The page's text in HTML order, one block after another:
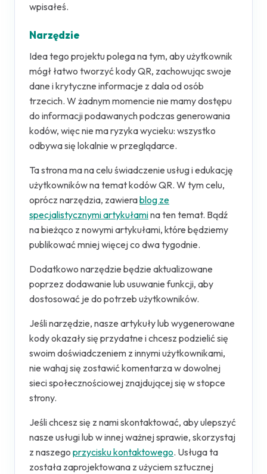
wpisałeś.
Narzędzie
Idea tego projektu polega na tym, aby użytkownik
mógł łatwo tworzyć kody QR, zachowując swoje
dane i krytyczne informacje z dala od osób
trzecich. W żadnym momencie nie mamy dostępu
do informacji podawanych podczas generowania
kodów, więc nie ma ryzyka wycieku: wszystko
odbywa się lokalnie w przeglądarce.
Ta strona ma na celu świadczenie usług i edukację
użytkowników na temat kodów QR. W tym celu,
oprócz narzędzia, zawierablog ze
specjalistycznymi artykułamina ten temat. Bądź
na bieżąco z nowymi artykułami, które będziemy
publikować mniej więcej co dwa tygodnie.
Dodatkowo narzędzie będzie aktualizowane
poprzez dodawanie lub usuwanie funkcji, aby
dostosować je do potrzeb użytkowników.
Jeśli narzędzie, nasze artykuły lub wygenerowane
kody okazały się przydatne i chcesz podzielić się
swoim doświadczeniem z innymi użytkownikami,
nie wahaj się zostawić komentarza w dowolnej
sieci społecznościowej znajdującej się w stopce
strony.
Jeśli chcesz się z nami skontaktować, aby ulepszyć
nasze usługi lub w innej ważnej sprawie, skorzystaj
z naszego przycisku kontaktowego. Usługa ta
została zaprojektowana z użyciem sztucznej